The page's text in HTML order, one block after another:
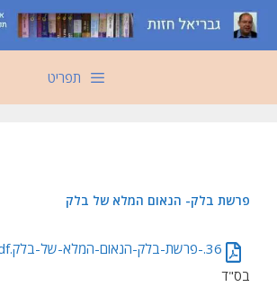
לדלג
לתוכן
תפריט
פרשת בלק- הנאום המלא של בלק
36.-פרשת-בלק-הנאום-המלא-של-בלק.pdf
בס"ד